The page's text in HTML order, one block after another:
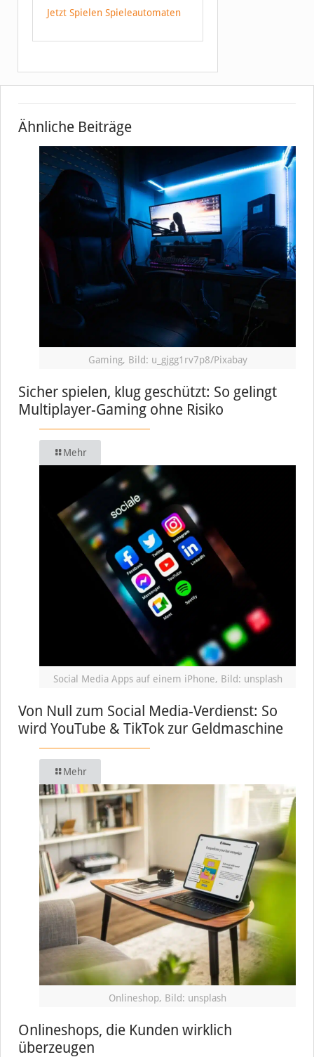
Jetzt Spielen Spieleautomaten
Ähnliche Beiträge
Gaming, Bild: u_gjgg1rv7p8/Pixabay
Sicher spielen, klug geschützt: So gelingt
Multiplayer-Gaming ohne Risiko
Mehr
Social Media Apps auf einem iPhone, Bild: unsplash
Von Null zum Social Media-Verdienst: So
wird YouTube & TikTok zur Geldmaschine
Mehr
Onlineshop, Bild: unsplash
Onlineshops, die Kunden wirklich
überzeugen